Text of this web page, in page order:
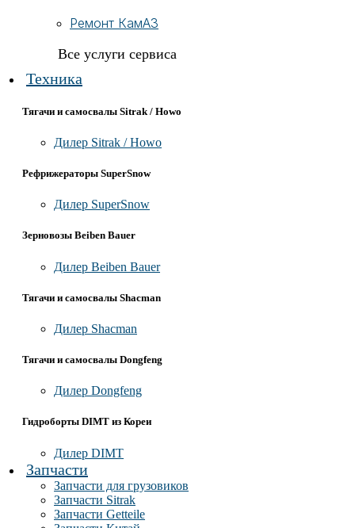
Ремонт КамАЗ
Все услуги сервиса
Техника
Тягачи и самосвалы Sitrak / Howo
Дилер Sitrak / Howo
Рефрижераторы SuperSnow
Дилер SuperSnow
Зерновозы Beiben Bauer
Дилер Beiben Bauer
Тягачи и самосвалы Shacman
Дилер Shacman
Тягачи и самосвалы Dongfeng
Дилер Dongfeng
Гидроборты DIMT из Кореи
Дилер DIMT
Запчасти
Запчасти для грузовиков
Запчасти Sitrak
Запчасти Getteile